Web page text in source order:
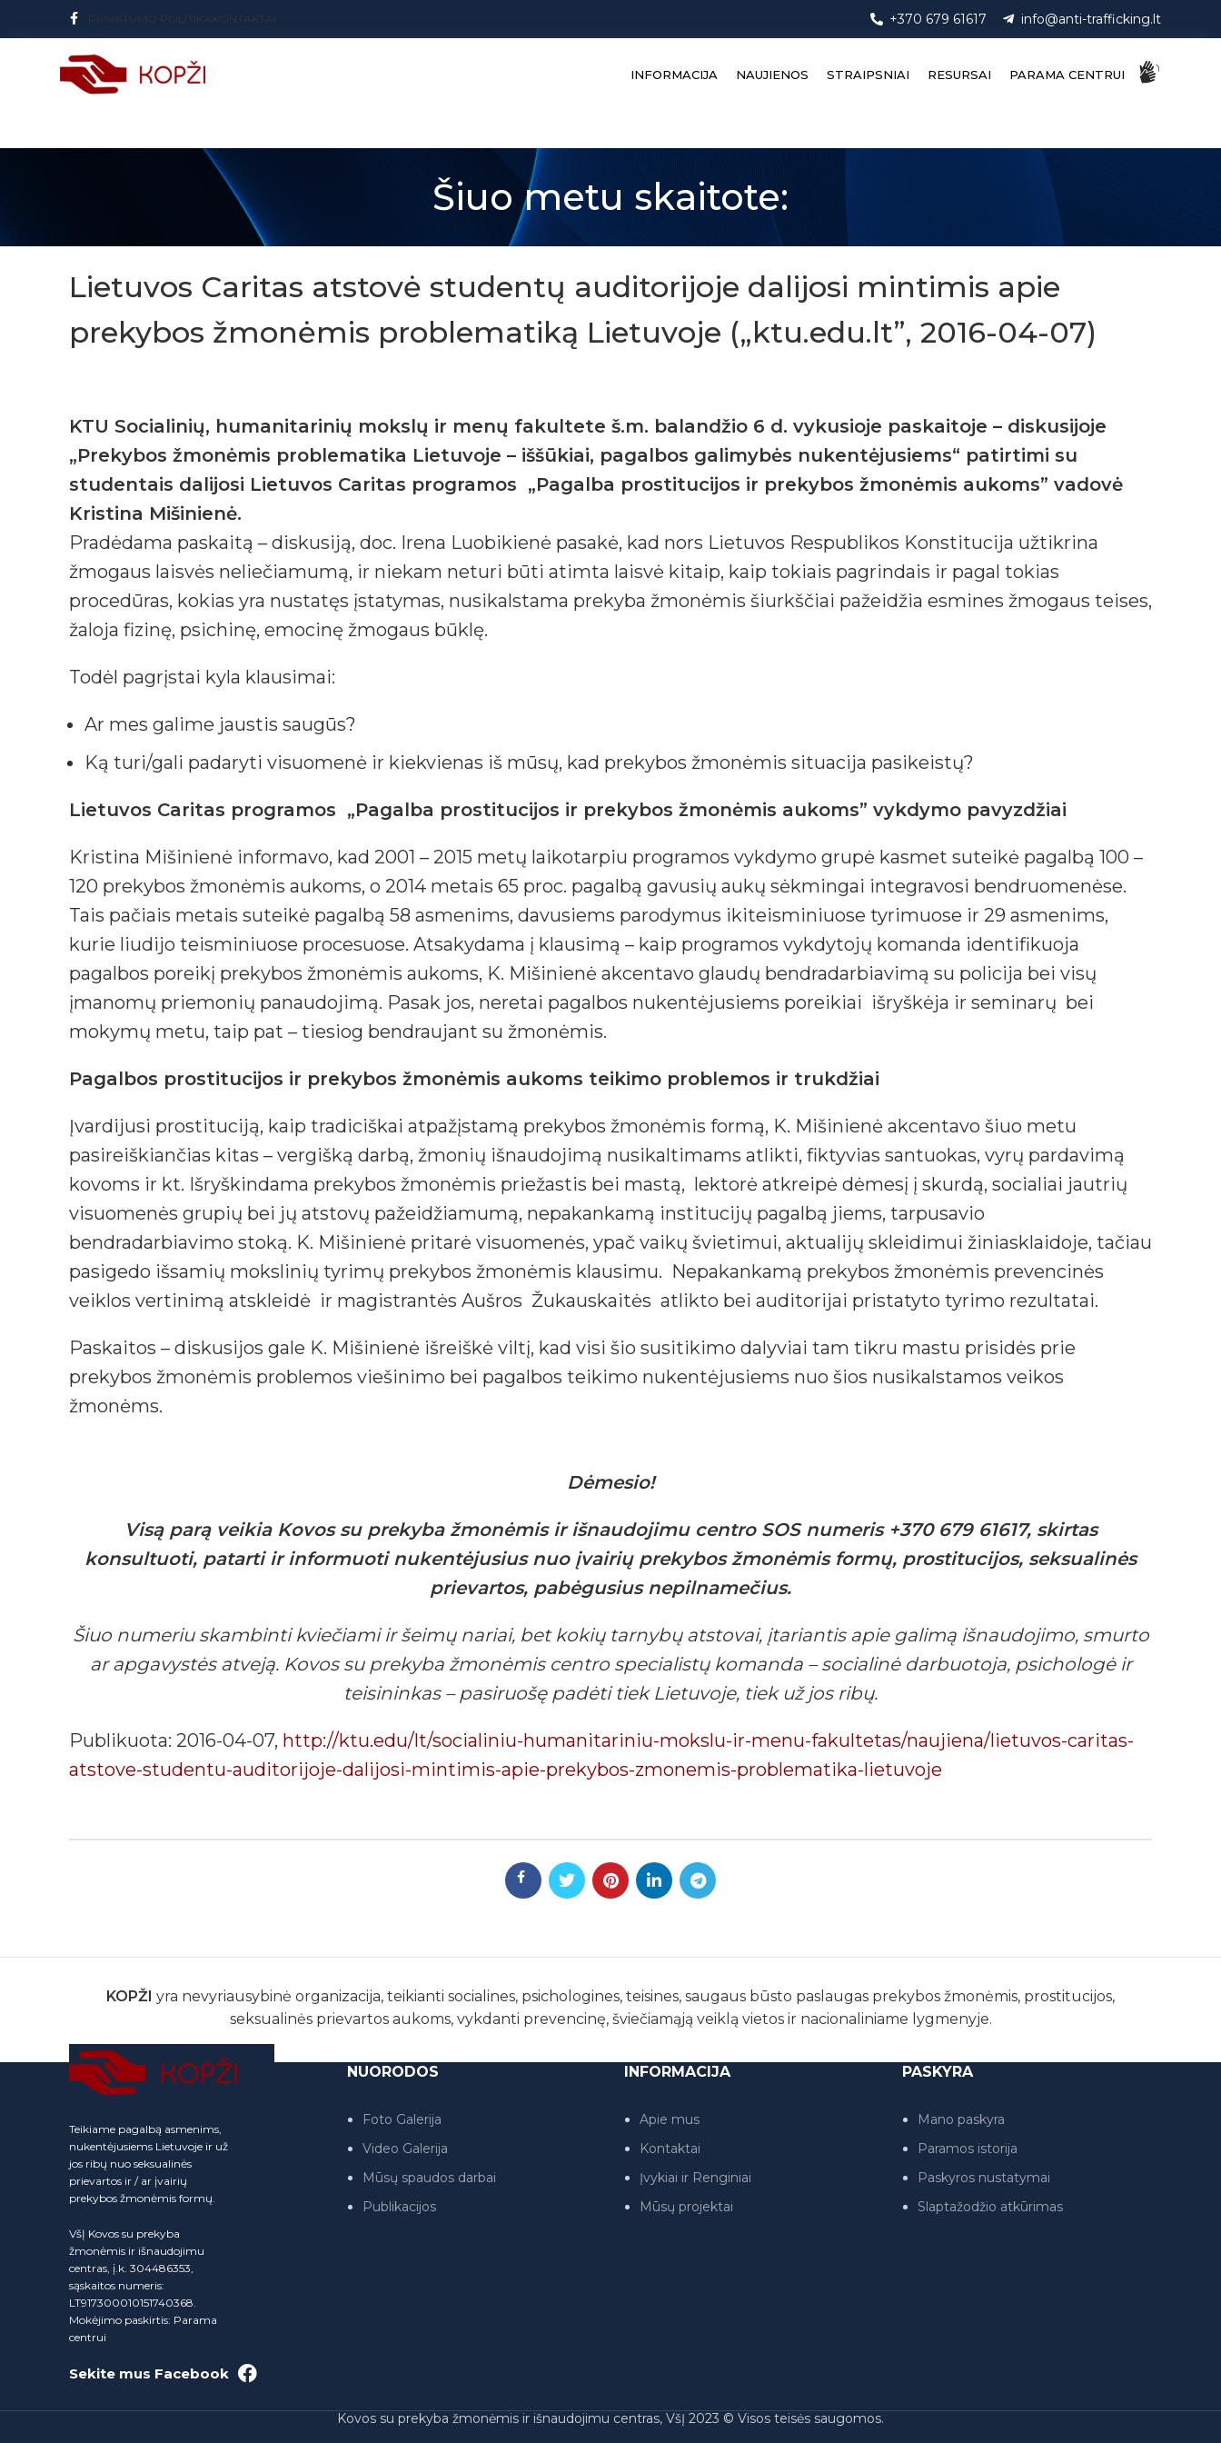
PRIVATUMO POLITIKA KONTAKTAI +370 679 61617 info@anti-trafficking.lt
INFORMACIJA NAUJIENOS STRAIPSNIAI RESURSAI PARAMA CENTRUI
Šiuo metu skaitote:
Lietuvos Caritas atstovė studentų auditorijoje dalijosi mintimis apie
prekybos žmonėmis problematiką Lietuvoje („ktu.edu.lt”, 2016-04-07)
KTU Socialinių, humanitarinių mokslų ir menų fakultete š.m. balandžio 6 d. vykusioje paskaitoje – diskusijoje
„Prekybos žmonėmis problematika Lietuvoje – iššūkiai, pagalbos galimybės nukentėjusiems“ patirtimi su
studentais dalijosi Lietuvos Caritas programos „Pagalba prostitucijos ir prekybos žmonėmis aukoms” vadovė
Kristina Mišinienė.
Pradėdama paskaitą – diskusiją, doc. Irena Luobikienė pasakė, kad nors Lietuvos Respublikos Konstitucija užtikrina
žmogaus laisvės neliečiamumą, ir niekam neturi būti atimta laisvė kitaip, kaip tokiais pagrindais ir pagal tokias
procedūras, kokias yra nustatęs įstatymas, nusikalstama prekyba žmonėmis šiurkščiai pažeidžia esmines žmogaus teises,
žaloja fizinę, psichinę, emocinę žmogaus būklę.
Todėl pagrįstai kyla klausimai:
Ar mes galime jaustis saugūs?
Ką turi/gali padaryti visuomenė ir kiekvienas iš mūsų, kad prekybos žmonėmis situacija pasikeistų?
Lietuvos Caritas programos „Pagalba prostitucijos ir prekybos žmonėmis aukoms” vykdymo pavyzdžiai
Kristina Mišinienė informavo, kad 2001 – 2015 metų laikotarpiu programos vykdymo grupė kasmet suteikė pagalbą 100 –
120 prekybos žmonėmis aukoms, o 2014 metais 65 proc. pagalbą gavusių aukų sėkmingai integravosi bendruomenėse.
Tais pačiais metais suteikė pagalbą 58 asmenims, davusiems parodymus ikiteisminiuose tyrimuose ir 29 asmenims,
kurie liudijo teisminiuose procesuose. Atsakydama į klausimą – kaip programos vykdytojų komanda identifikuoja
pagalbos poreikį prekybos žmonėmis aukoms, K. Mišinienė akcentavo glaudų bendradarbiavimą su policija bei visų
įmanomų priemonių panaudojimą. Pasak jos, neretai pagalbos nukentėjusiems poreikiai išryškėja ir seminarų bei
mokymų metu, taip pat – tiesiog bendraujant su žmonėmis.
Pagalbos prostitucijos ir prekybos žmonėmis aukoms teikimo problemos ir trukdžiai
Įvardijusi prostituciją, kaip tradiciškai atpažįstamą prekybos žmonėmis formą, K. Mišinienė akcentavo šiuo metu
pasireiškiančias kitas – vergišką darbą, žmonių išnaudojimą nusikaltimams atlikti, fiktyvias santuokas, vyrų pardavimą
kovoms ir kt. Išryškindama prekybos žmonėmis priežastis bei mastą, lektorė atkreipė dėmesį į skurdą, socialiai jautrių
visuomenės grupių bei jų atstovų pažeidžiamumą, nepakankamą institucijų pagalbą jiems, tarpusavio
bendradarbiavimo stoką. K. Mišinienė pritarė visuomenės, ypač vaikų švietimui, aktualijų skleidimui žiniasklaidoje, tačiau
pasigedo išsamių mokslinių tyrimų prekybos žmonėmis klausimu. Nepakankamą prekybos žmonėmis prevencinės
veiklos vertinimą atskleidė ir magistrantės Aušros Žukauskaitės atlikto bei auditorijai pristatyto tyrimo rezultatai.
Paskaitos – diskusijos gale K. Mišinienė išreiškė viltį, kad visi šio susitikimo dalyviai tam tikru mastu prisidės prie
prekybos žmonėmis problemos viešinimo bei pagalbos teikimo nukentėjusiems nuo šios nusikalstamos veikos
žmonėms.
Dėmesio!
Visą parą veikia Kovos su prekyba žmonėmis ir išnaudojimu centro SOS numeris +370 679 61617, skirtas
konsultuoti, patarti ir informuoti nukentėjusius nuo įvairių prekybos žmonėmis formų, prostitucijos, seksualinės
prievartos, pabėgusius nepilnamečius.
Šiuo numeriu skambinti kviečiami ir šeimų nariai, bet kokių tarnybų atstovai, įtariantis apie galimą išnaudojimo, smurto
ar apgavystės atveją. Kovos su prekyba žmonėmis centro specialistų komanda – socialinė darbuotoja, psichologė ir
teisininkas – pasiruošę padėti tiek Lietuvoje, tiek už jos ribų.
Publikuota: 2016-04-07, http://ktu.edu/lt/socialiniu-humanitariniu-mokslu-ir-menu-fakultetas/naujiena/lietuvos-caritas-
atstove-studentu-auditorijoje-dalijosi-mintimis-apie-prekybos-zmonemis-problematika-lietuvoje
KOPŽI yra nevyriausybinė organizacija, teikianti socialines, psichologines, teisines, saugaus būsto paslaugas prekybos žmonėmis, prostitucijos,
seksualinės prievartos aukoms, vykdanti prevencinę, šviečiamąją veiklą vietos ir nacionaliniame lygmenyje.
Teikiame pagalbą asmenims,
nukentėjusiems Lietuvoje ir už
jos ribų nuo seksualinės
prievartos ir / ar įvairių
prekybos žmonėmis formų.
VšĮ Kovos su prekyba
žmonėmis ir išnaudojimu
centras, į.k. 304486353,
sąskaitos numeris:
LT917300010151740368.
Mokėjimo paskirtis: Parama
centrui
Sekite mus Facebook
NUORODOS
Foto Galerija
Video Galerija
Mūsų spaudos darbai
Publikacijos
INFORMACIJA
Apie mus
Kontaktai
Įvykiai ir Renginiai
Mūsų projektai
PASKYRA
Mano paskyra
Paramos istorija
Paskyros nustatymai
Slaptažodžio atkūrimas
Kovos su prekyba žmonėmis ir išnaudojimu centras, VšĮ 2023 © Visos teisės saugomos.